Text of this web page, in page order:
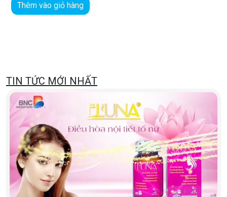
Thêm vào giỏ hàng
TIN TỨC MỚI NHẤT